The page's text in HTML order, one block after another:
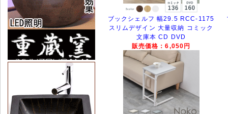
ブックシェルフ 幅29.5 RCC-1175
スリムデザイン 大量収納 コミック
文庫本 CD DVD
販売価格：6,050円